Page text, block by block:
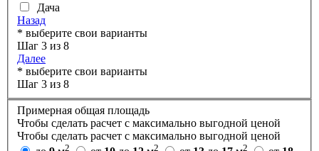
Дача
Назад
* выберите свои варианты
Шаг 3 из 8
Далее
* выберите свои варианты
Шаг 3 из 8
Примерная общая площадь
Чтобы сделать расчет с максимально выгодной ценой
Чтобы сделать расчет с максимально выгодной ценой
2 2 2